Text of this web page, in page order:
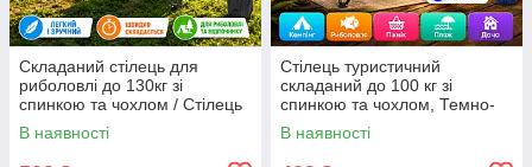
Складаний стілець для
риболовлі до 130кг зі
спинкою та чохлом / Стілець
розкладний для походів /
Кемпінговий стілець
В наявності
Стілець туристичний
складаний до 100 кг зі
спинкою та чохлом, Темно-
синій/ Крісло-стілець
складаний для походів,
В наявності